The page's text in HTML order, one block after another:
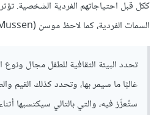
ككل قبل احتياجاتهم الفردية الشخصية.
السمات الفردية، كما لاحظ موسن (Mussen):
تحدد البيئة الثقافية للطفل مجال
غالبًا ما سيمر بها، وتحدد كذلك القيم
ستُعزّز فيه، والتي بالتالي سيكتسبها